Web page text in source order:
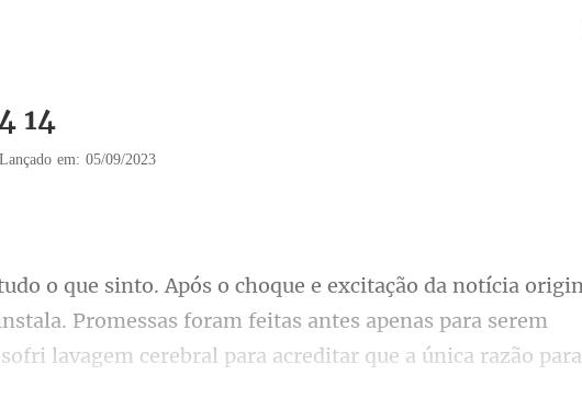
14
Lançado em: 05/09/2023
ram feitas antes apenas para serem
lavagem cerebral para acreditar que a única razão para